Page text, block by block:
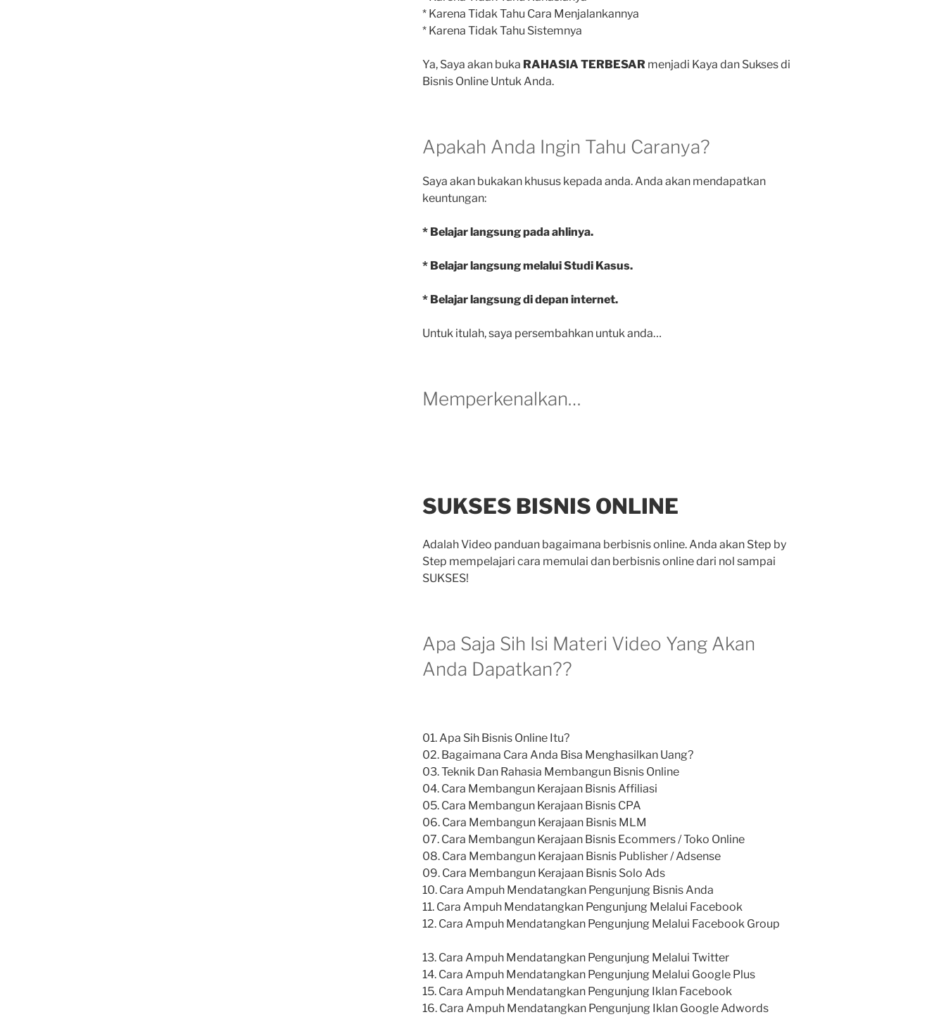
* Karena Tidak Tahu Cara Menjalankannya
* Karena Tidak Tahu Sistemnya
Ya, Saya akan buka RAHASIA TERBESARmenjadi Kaya dan Sukses di
Bisnis Online Untuk Anda.
Apakah Anda Ingin Tahu Caranya?
Saya akan bukakan khusus kepada anda. Anda akan mendapatkan
keuntungan:
* Belajar langsung pada ahlinya.
* Belajar langsung melalui Studi Kasus.
* Belajar langsung di depan internet.
Untuk itulah, saya persembahkan untuk anda…
Memperkenalkan…
SUKSES BISNIS ONLINE
Adalah Video panduan bagaimana berbisnis online. Anda akan Step by
Step mempelajari cara memulai dan berbisnis online dari nol sampai
SUKSES!
Apa Saja Sih Isi Materi Video Yang Akan
Anda Dapatkan??
01. Apa Sih Bisnis Online Itu?
02. Bagaimana Cara Anda Bisa Menghasilkan Uang?
03. Teknik Dan Rahasia Membangun Bisnis Online
04. Cara Membangun Kerajaan Bisnis Affiliasi
05. Cara Membangun Kerajaan Bisnis CPA
06. Cara Membangun Kerajaan Bisnis MLM
07. Cara Membangun Kerajaan Bisnis Ecommers / Toko Online
08. Cara Membangun Kerajaan Bisnis Publisher / Adsense
09. Cara Membangun Kerajaan Bisnis Solo Ads
10. Cara Ampuh Mendatangkan Pengunjung Bisnis Anda
11. Cara Ampuh Mendatangkan Pengunjung Melalui Facebook
12. Cara Ampuh Mendatangkan Pengunjung Melalui Facebook Group
13. Cara Ampuh Mendatangkan Pengunjung Melalui Twitter
14. Cara Ampuh Mendatangkan Pengunjung Melalui Google Plus
15. Cara Ampuh Mendatangkan Pengunjung Iklan Facebook
16. Cara Ampuh Mendatangkan Pengunjung Iklan Google Adwords